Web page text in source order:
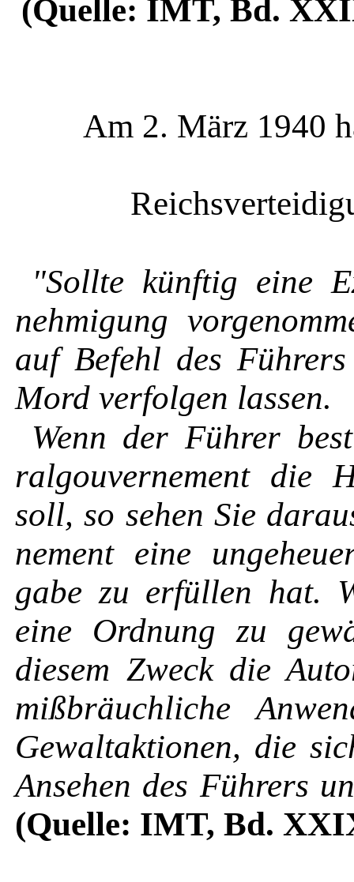
(Quelle: IMT, Bd.
Am 2. März 1940
"Sollte künftig eine
nehmigung
auf Befehl des
Mord verfolgen lassen.
Wenn der Führer
ralgouvernement die
soll, so sehen Sie
nement eine
gabe zu erfüllen hat.
eine Ordnung zu
diesem Zweck die
mißbräuchliche
Gewaltaktionen, die
Ansehen des Führers
(Quelle: IMT, Bd.